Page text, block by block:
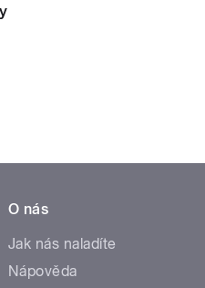
O nás
Jak nás naladíte
Nápověda